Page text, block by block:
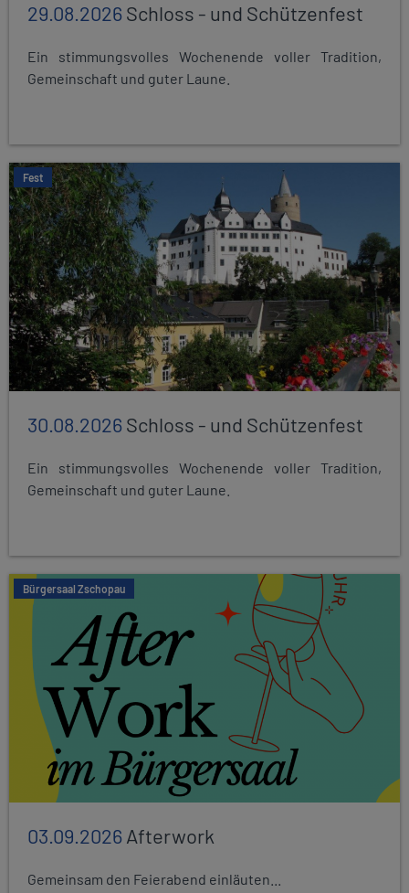
29.08.2026Schloss - und Schützenfest
Ein stimmungsvolles Wochenende voller Tradition,
Gemeinschaft und guter Laune.
Fest
30.08.2026Schloss - und Schützenfest
Ein stimmungsvolles Wochenende voller Tradition,
Gemeinschaft und guter Laune.
Bürgersaal Zschopau
03.09.2026Afterwork
Gemeinsam den Feierabend einläuten...